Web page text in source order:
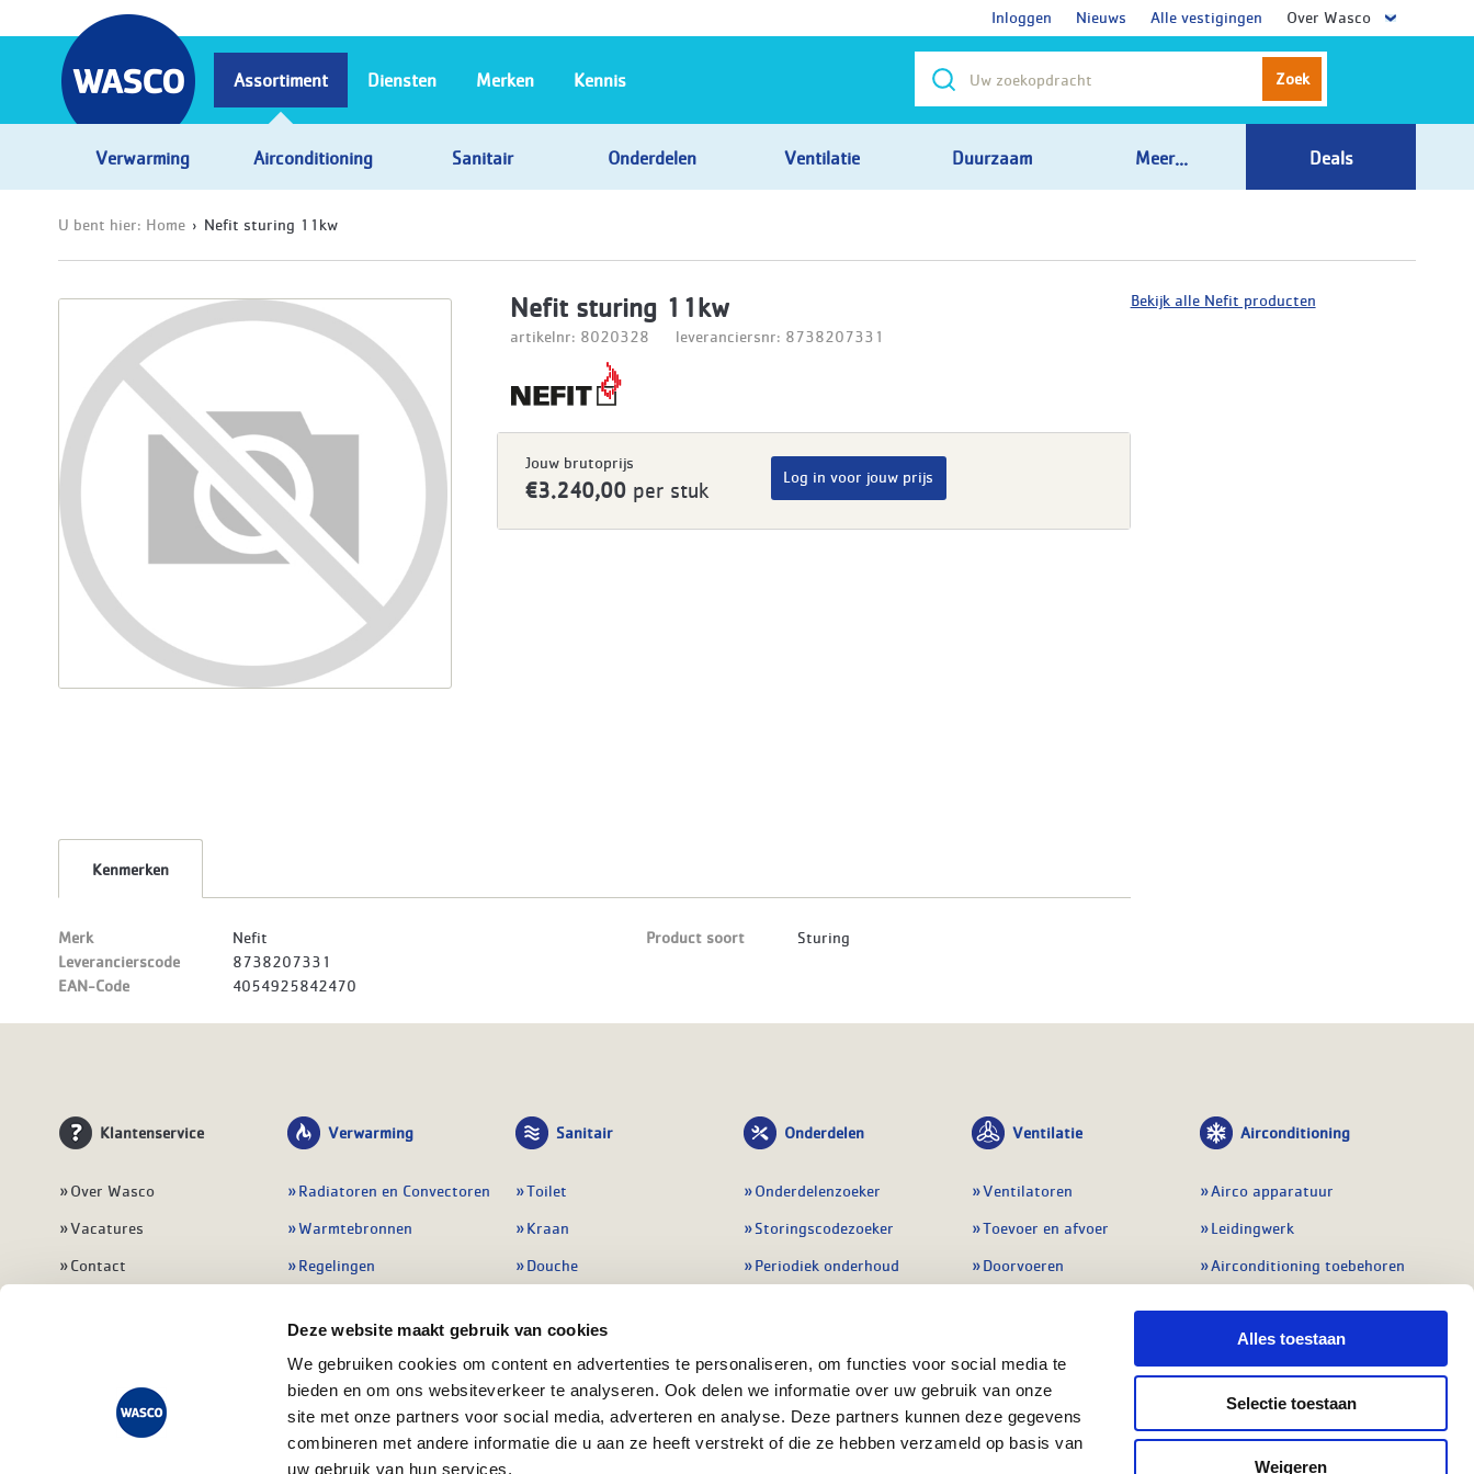
Deze website maakt gebruik van cookies
We gebruiken cookies om content en advertenties te personaliseren, om functies voor social media te
bieden en om ons websiteverkeer te analyseren. Ook delen we informatie over uw gebruik van onze
site met onze partners voor social media, adverteren en analyse. Deze partners kunnen deze gegevens
combineren met andere informatie die u aan ze heeft verstrekt of die ze hebben verzameld op basis van
uw gebruik van hun services.
Alles toestaan
Selectie toestaan
Weigeren
Inloggen Nieuws Alle vestigingen Over Wasco
Zoek
Assortiment
Verwarming Airconditioning Sanitair Onderdelen Ventilatie Duurzaam Meer... Deals
Diensten Merken Kennis
U bent hier: Home Nefit sturing 11kw
Nefit sturing 11kw
artikelnr: 8020328 leveranciersnr: 8738207331
Jouw brutoprijs
€3.240,00 per stuk
Log in voor jouw prijs
Kenmerken
Merk
Nefit
Leverancierscode
8738207331
EAN-Code
4054925842470
Product soort Sturing
Bekijk alle Nefit producten
Klantenservice
Over Wasco
Vacatures
Contact
Veelgestelde vragen
Verwarming
Radiatoren en Convectoren
Warmtebronnen
Regelingen
Leidingwerk
Warmwatertoestellen
Alle verwarming
Sanitair
Toilet
Kraan
Douche
Badmeubel
Afvoeren
Alle sanitair
Onderdelen
Onderdelenzoeker
Storingscodezoeker
Periodiek onderhoud
Preventie & detectie
Alle onderdelen
Ventilatie
Ventilatoren
Toevoer en afvoer
Doorvoeren
Regelingen
Alle ventilatie
Airconditioning
Airco apparatuur
Leidingwerk
Airconditioning toebehoren
Service en onderhoud
Regelapparatuur
Alle koeling